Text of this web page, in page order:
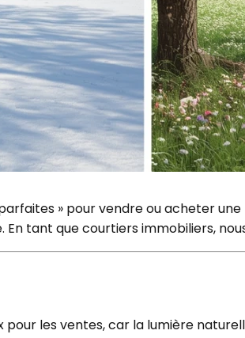
» pour vendre ou acheter
tant que courtiers immobiliers,
les ventes, car la lumière